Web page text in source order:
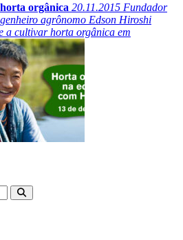
orgânica 20.11.2015 Fundador
agrônomo Edson Hiroshi
a cultivar horta orgânica em